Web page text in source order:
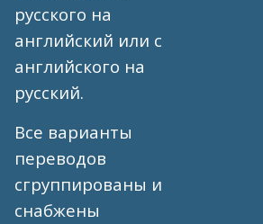
русского на
английский или с
английского на
русский.
Все варианты
переводов
сгруппированы и
снабжены